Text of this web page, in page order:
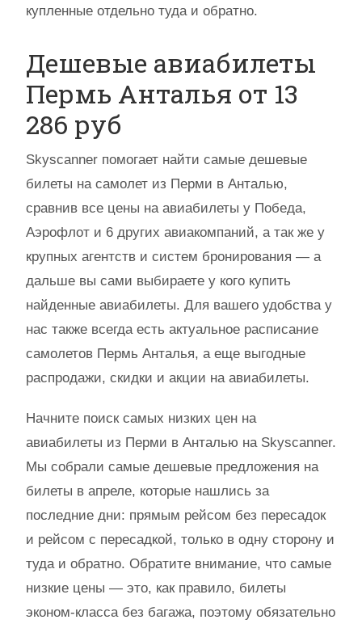
купленные отдельно туда и обратно.
Дешевые авиабилеты
Пермь Анталья от 13
286 руб
Skyscanner помогает найти самые дешевые
билеты на самолет из Перми в Анталью,
сравнив все цены на авиабилеты у Победа,
Аэрофлот и 6 других авиакомпаний, а так же у
крупных агентств и систем бронирования — а
дальше вы сами выбираете у кого купить
найденные авиабилеты. Для вашего удобства у
нас также всегда есть актуальное расписание
самолетов Пермь Анталья, а еще выгодные
распродажи, скидки и акции на авиабилеты.
Начните поиск самых низких цен на
авиабилеты из Перми в Анталью на Skyscanner.
Мы собрали самые дешевые предложения на
билеты в апреле, которые нашлись за
последние дни: прямым рейсом без пересадок
и рейсом с пересадкой, только в одну сторону и
туда и обратно. Обратите внимание, что самые
низкие цены — это, как правило, билеты
эконом-класса без багажа, поэтому обязательно